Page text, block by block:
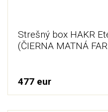
Strešný box HAKR
(ČIERNA MATNÁ
477 eur